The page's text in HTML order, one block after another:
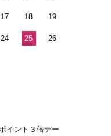
17 18 19
24 25 26
イント３倍デー